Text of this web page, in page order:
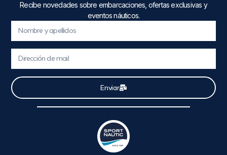
Recibe novedades sobre embarcaciones, ofertas exclusivas y
eventos náuticos.
Enviar